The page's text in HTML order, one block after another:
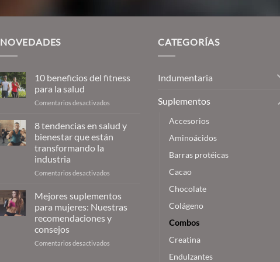
era:
NOVEDADES
10 beneficios del fitness
para la salud
Comentarios desactivados
beneficios
fitness
8 tendencias en salud y
bienestar que están
transformando la
industria
Comentarios desactivados
tendencias
salud
y
Mejores suplementos
para mujeres: Nuestras
recomendaciones y
consejos
Comentarios desactivados
CATEGORÍAS
Indumentaria
Suplementos
Accesorios
Aminoácidos
Barras protéicas
Cacao
Chocolate
Colágeno
Combos
Creatina
Endulzantes